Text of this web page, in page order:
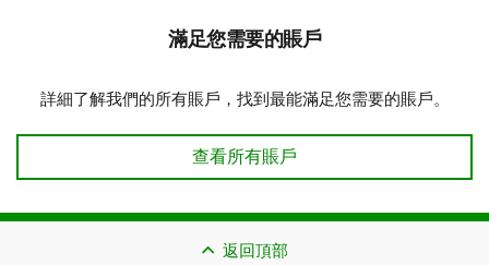
滿足您需要的賬戶
詳細了解我們的所有賬戶，找到最能滿足您需要的賬戶。
滿足您需要的賬戶
查看所有賬戶
返回頂部